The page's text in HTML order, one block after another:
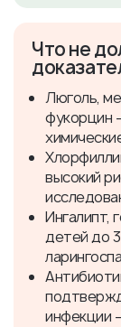
Что не
Люголь,
фукорцин
высокий
Ингалипт,
детей до
инфекции